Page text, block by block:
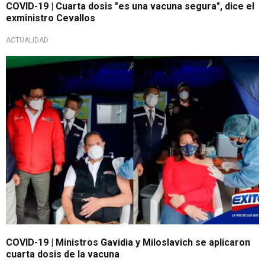
COVID-19 | Cuarta dosis "es una vacuna segura", dice el
exministro Cevallos
ACTUALIDAD
COVID-19 | Ministros Gavidia y Miloslavich se aplicaron
cuarta dosis de la vacuna